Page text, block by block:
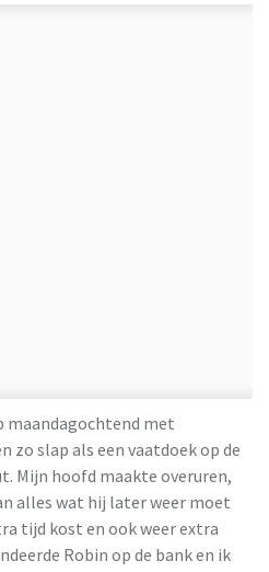
maandagochtend met
zo slap als een vaatdoek op de
Mijn hoofd maakte overuren,
alles wat hij later weer moet
tijd kost en ook weer extra
Robin op de bank en ik